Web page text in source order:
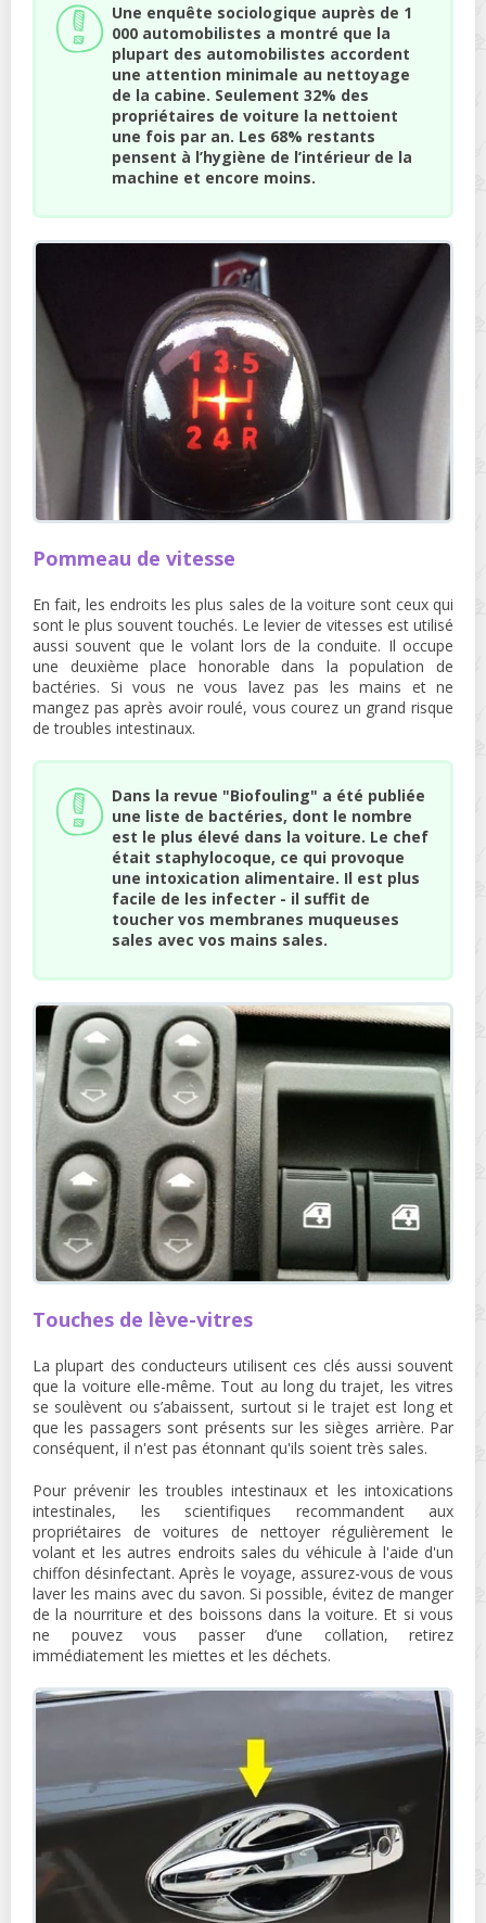
Une enquête sociologique auprès de 1
000 automobilistes a montré que la
plupart des automobilistes accordent
une attention minimale au nettoyage
de la cabine. Seulement 32% des
propriétaires de voiture la nettoient
une fois par an. Les 68% restants
pensent à l’hygiène de l’intérieur de la
machine et encore moins.
Pommeau de vitesse
En fait, les endroits les plus sales de la voiture sont ceux qui
sont le plus souvent touchés. Le levier de vitesses est utilisé
aussi souvent que le volant lors de la conduite. Il occupe
une deuxième place honorable dans la population de
bactéries. Si vous ne vous lavez pas les mains et ne
mangez pas après avoir roulé, vous courez un grand risque
de troubles intestinaux.
Dans la revue "Biofouling" a été publiée
une liste de bactéries, dont le nombre
est le plus élevé dans la voiture. Le chef
était staphylocoque, ce qui provoque
une intoxication alimentaire. Il est plus
facile de les infecter - il suffit de
toucher vos membranes muqueuses
sales avec vos mains sales.
Touches de lève-vitres
La plupart des conducteurs utilisent ces clés aussi souvent
que la voiture elle-même. Tout au long du trajet, les vitres
se soulèvent ou s’abaissent, surtout si le trajet est long et
que les passagers sont présents sur les sièges arrière. Par
conséquent, il n'est pas étonnant qu'ils soient très sales.
Pour prévenir les troubles intestinaux et les intoxications
intestinales, les scientifiques recommandent aux
propriétaires de voitures de nettoyer régulièrement le
volant et les autres endroits sales du véhicule à l'aide d'un
chiffon désinfectant. Après le voyage, assurez-vous de vous
laver les mains avec du savon. Si possible, évitez de manger
de la nourriture et des boissons dans la voiture. Et si vous
ne pouvez vous passer d’une collation, retirez
immédiatement les miettes et les déchets.